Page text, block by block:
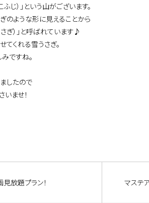
じ）」という山がございます。
のような形に見えることから
ぎ）」と呼ばれています♪
くれる雪うさぎ。
ですね。
したので
ませ！
放題プラン！ マステ